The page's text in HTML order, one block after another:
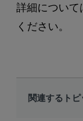
詳細について
ください。
関連するトピ